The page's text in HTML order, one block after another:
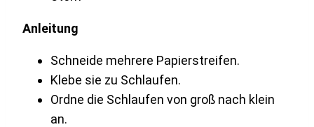
Anleitung
Schneide mehrere Papierstreifen.
Klebe sie zu Schlaufen.
Ordne die Schlaufen von groß nach klein
an.